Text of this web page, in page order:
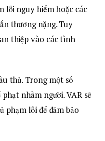
lỗi nguy hiểm hoặc các
thương nặng. Tuy
thiệp vào các tình
thủ. Trong một số
nhầm người. VAR sẽ
phạm lỗi để đảm bảo